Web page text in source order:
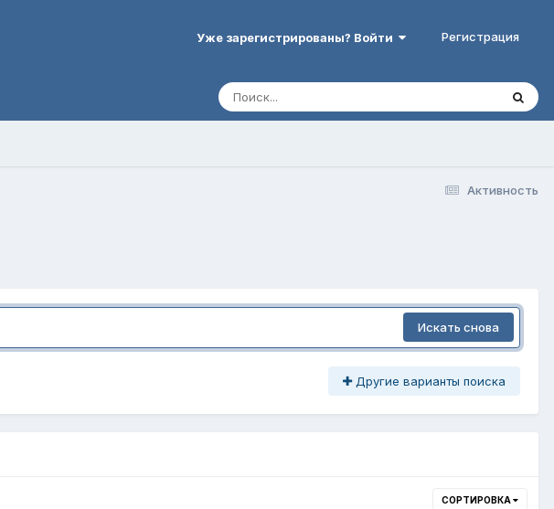
Уже зарегистрированы? Войти Регистрация
Активность
Искать снова
Другие варианты поиска
СОРТИРОВКА